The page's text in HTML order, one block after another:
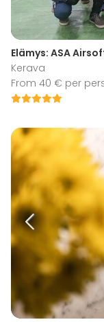
Elämys: ASA
Kerava
From 40 € per